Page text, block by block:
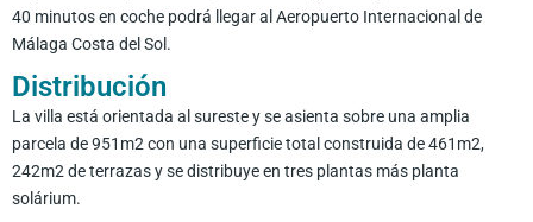
40 minutos en coche podrá llegar al Aeropuerto Internacional de
Málaga Costa del Sol.
Distribución
La villa está orientada al sureste y se asienta sobre una amplia
parcela de 951m2 con una superficie total construida de 461m2,
242m2 de terrazas y se distribuye en tres plantas más planta
solárium.